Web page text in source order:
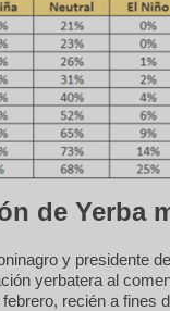
de Yerba
y presidente
yerbatera al
recién a fines